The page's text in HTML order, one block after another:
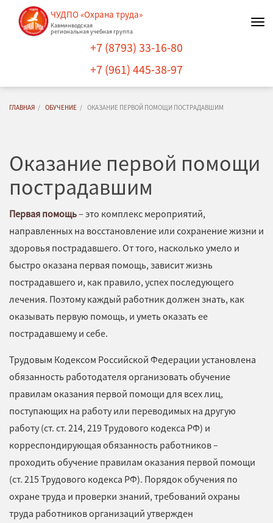
ЧУДПО «Охрана труда»
Кавминводская
региональная учебная группа
+7 (8793) 33-16-80
+7 (961) 445-38-97
ГЛАВНАЯ ОБУЧЕНИЕ ОКАЗАНИЕ ПЕРВОЙ ПОМОЩИ ПОСТРАДАВШИМ
Оказание первой помощи
пострадавшим
Первая помощь– это комплекс мероприятий,
направленных на восстановление или сохранение жизни и
здоровья пострадавшего. От того, насколько умело и
быстро оказана первая помощь, зависит жизнь
пострадавшего и, как правило, успех последующего
лечения. Поэтому каждый работник должен знать, как
оказывать первую помощь, и уметь оказать ее
пострадавшему и себе.
Трудовым Кодексом Российской Федерации установлена
обязанность работодателя организовать обучение
правилам оказания первой помощи для всех лиц,
поступающих на работу или переводимых на другую
работу (ст. ст. 214, 219 Трудового кодекса РФ) и
корреспондирующая обязанность работников –
проходить обучение правилам оказания первой помощи
(ст. 215 Трудового кодекса РФ). Порядок обучения по
охране труда и проверки знаний, требований охраны
труда работников организаций утвержден